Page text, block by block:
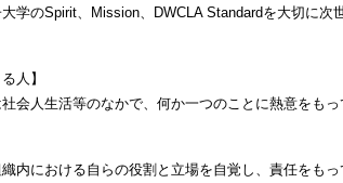
学のSpirit、Mission、DWCLA Standardを大切に
人】
会人生活等のなかで、何か一つのことに熱意をも
織内における自らの役割と立場を自覚し、責任を